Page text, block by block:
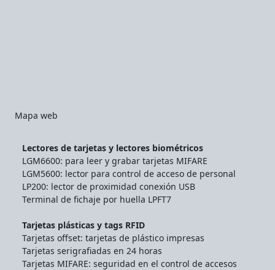
Mapa web
Lectores de tarjetas y lectores biométricos
LGM6600: para leer y grabar tarjetas MIFARE
LGM5600: lector para control de acceso de personal
LP200: lector de proximidad conexión USB
Terminal de fichaje por huella LPFT7
Tarjetas plásticas y tags RFID
Tarjetas offset: tarjetas de plástico impresas
Tarjetas serigrafiadas en 24 horas
Tarjetas MIFARE: seguridad en el control de accesos